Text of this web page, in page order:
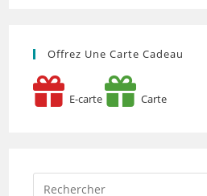
Offrez Une Carte Cadeau
E-carte Carte